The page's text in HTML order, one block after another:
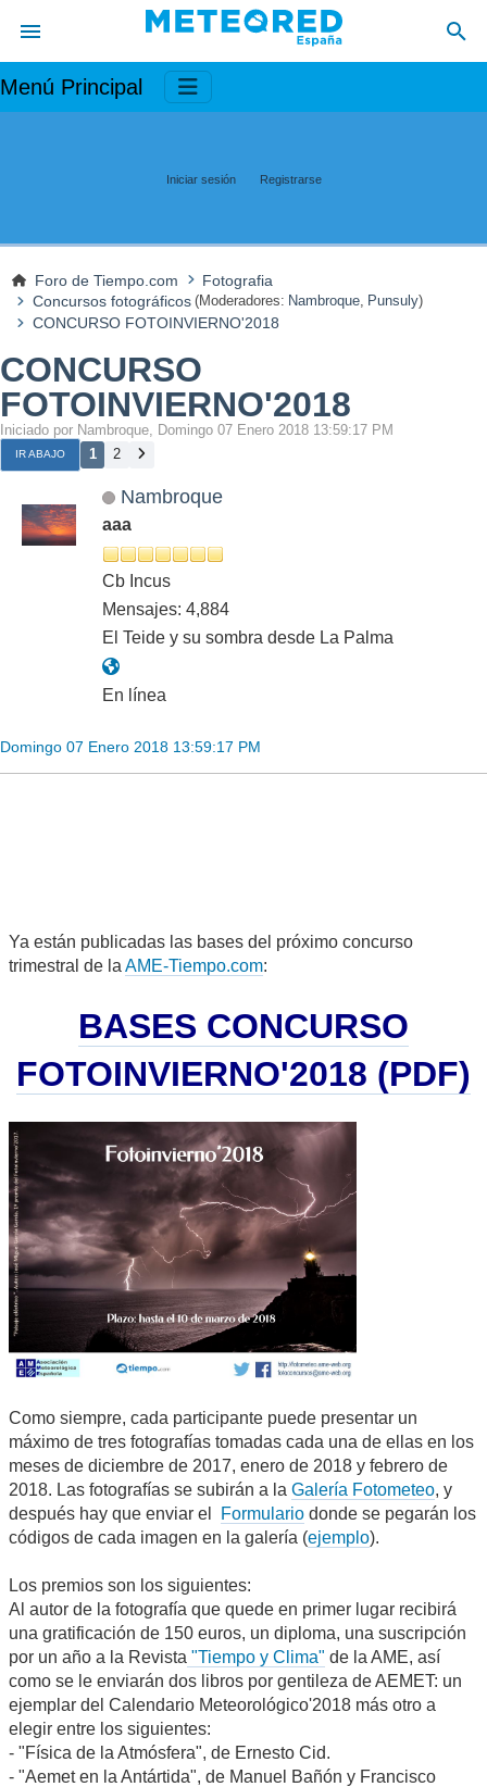
Menú Principal
Iniciar sesión Registrarse
Foro de Tiempo.com
Fotografia
Concursos fotográficos (Moderadores: Nambroque, Punsuly)
CONCURSO FOTOINVIERNO'2018
CONCURSO
FOTOINVIERNO'2018
Iniciado por Nambroque, Domingo 07 Enero 2018 13:59:17 PM
IR ABAJO 1 2
Nambroque
aaa
Cb Incus
Mensajes: 4,884
El Teide y su sombra desde La Palma
En línea
Domingo 07 Enero 2018 13:59:17 PM
Ya están publicadas las bases del próximo concurso
trimestral de la AME-Tiempo.com:
BASES CONCURSO
FOTOINVIERNO'2018 (PDF)
Como siempre, cada participante puede presentar un
máximo de tres fotografías tomadas cada una de ellas en los
meses de diciembre de 2017, enero de 2018 y febrero de
2018. Las fotografías se subirán a la Galería Fotometeo, y
después hay que enviar el
Formulario donde se pegarán los
códigos de cada imagen en la galería (ejemplo).
Los premios son los siguientes:
Al autor de la fotografía que quede en primer lugar recibirá
una gratificación de 150 euros, un diploma, una suscripción
por un año a la Revista "Tiempo y Clima" de la AME, así
como se le enviarán dos libros por gentileza de AEMET: un
ejemplar del Calendario Meteorológico'2018 más otro a
elegir entre los siguientes:
- "Física de la Atmósfera", de Ernesto Cid.
- "Aemet en la Antártida", de Manuel Bañón y Francisco